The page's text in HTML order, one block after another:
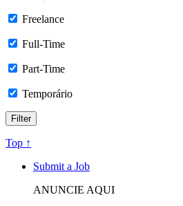
Freelance
Full-Time
Part-Time
Temporário
Top ↑
Submit a Job
ANUNCIE AQUI